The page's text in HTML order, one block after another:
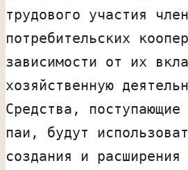
трудового участия
потребительских
зависимости от их
хозяйственную
Средства, поступающие
паи, будут
создания и расширения